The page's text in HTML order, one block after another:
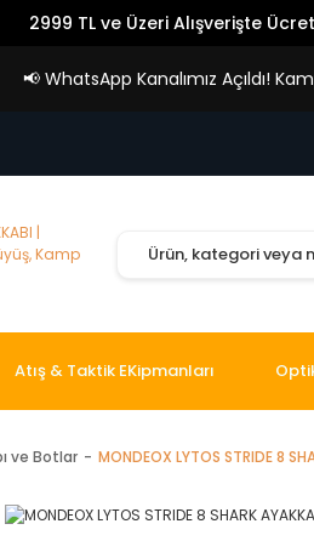
2999 TL ve Üzeri Alışverişte
📢 WhatsApp Kanalımız Açıldı!
Atış & Taktik EKipmanları
ve Botlar MONDEOX LYTOS STRIDE 8